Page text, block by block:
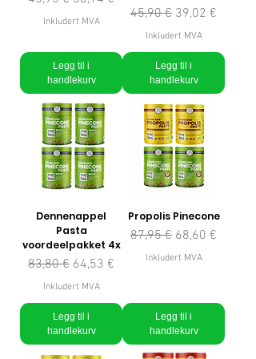
Inkludert MVA
Legg til i
handlekurv
Vanlig pris
45,90 € Salgspris
39,02 €
Inkludert MVA
Legg til i
handlekurv
Dennenappel
Pasta
voordeelpakket 4x
Vanlig pris
83,80 € Salgspris
64,53 €
Inkludert MVA
Legg til i
handlekurv
Propolis Pinecone
Vanlig pris
87,95 € Salgspris
68,60 €
Inkludert MVA
Legg til i
handlekurv